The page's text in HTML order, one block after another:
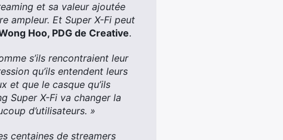
et sa valeur ajoutée
ampleur. Et Super X-Fi peut
Hoo, PDG de Creative.
s’ils rencontraient leur
qu’ils entendent leurs
et que le casque qu’ils
Super X-Fi va changer la
d’utilisateurs. »
centaines de streamers